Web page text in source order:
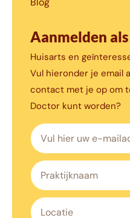
Aanmelden
Huisarts en
Vul hieronder je email
contact met je op om
Doctor kunt worden?